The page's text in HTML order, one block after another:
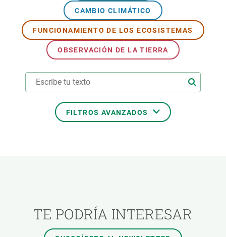
CAMBIO CLIMÁTICO
FUNCIONAMIENTO DE LOS ECOSISTEMAS
OBSERVACIÓN DE LA TIERRA
FILTROS AVANZADOS
FORMATO
TE PODRÍA INTERESAR